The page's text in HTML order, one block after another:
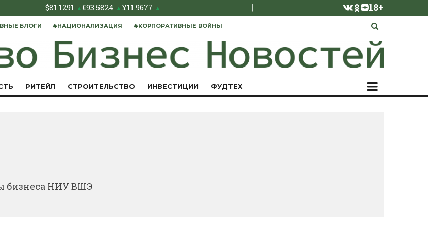
$81.1291 ▲€93.5824 ▲¥11.9677 ▲ | 18+
БЛОГИ #НАЦИОНАЛИЗАЦИЯ #КОРПОРАТИВНЫЕ ВОЙНЫ
РИТЕЙЛ СТРОИТЕЛЬСТВО ИНВЕСТИЦИИ ФУДТЕХ
бизнеса НИУ ВШЭ